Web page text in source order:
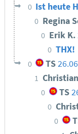
0 Ist heute
0 Regina
0 Erik K.
0 THX!
0 TS
1
0 TS
0
0